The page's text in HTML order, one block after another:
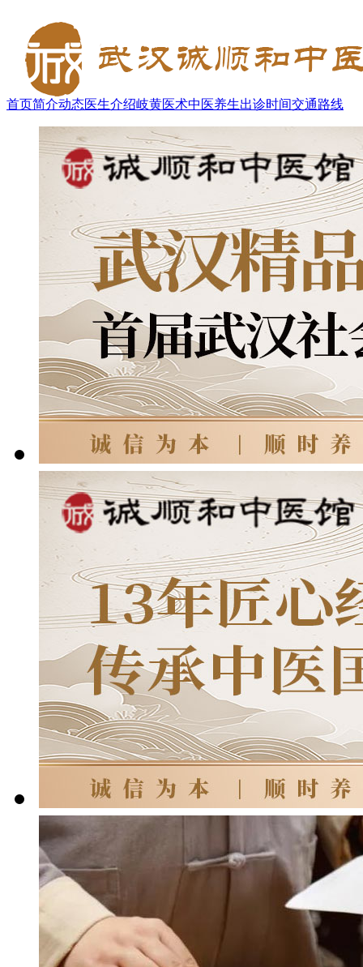
首页简介动态医生介绍岐黄医术中医养生出诊时间交通路线